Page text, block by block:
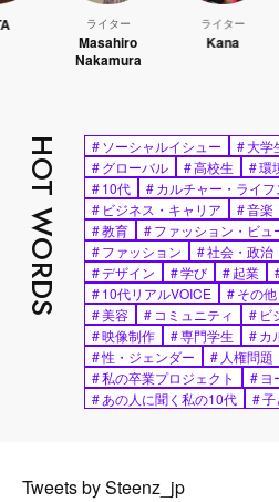
Masahiro
Nakamura
HOT WORDS #ソーシャルイシュー #大学
#グローバル #高校生 #環
#10代 #カルチャー・ライ
# ビジネス・キャリア #音楽
#教育 #ファッション・ビュ
#ファッション #社会・政治
#デザイン #学び #起業
#10代リアルVOICE #その他
#美容 # コミュニティ # ビ
#映像制作 #専門学生 #カ
#性・ジェンダー # 人権問題
#私の卒業プロジェクト #ヨ
#あの人に聞く私の10代 #子
Tweets by Steenz_jp